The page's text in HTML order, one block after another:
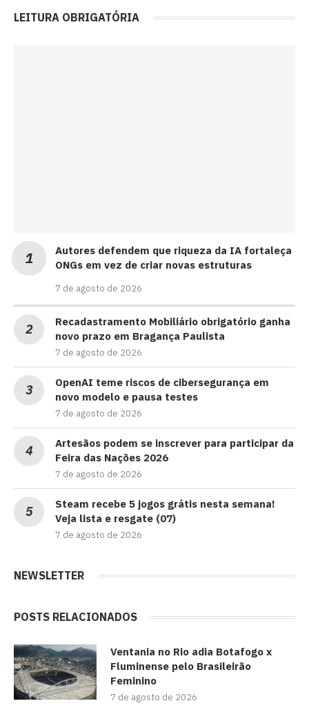
LEITURA OBRIGATÓRIA
Autores defendem que riqueza da IA fortaleça
ONGs em vez de criar novas estruturas
7 de agosto de 2026
Recadastramento Mobiliário obrigatório ganha
novo prazo em Bragança Paulista
7 de agosto de 2026
OpenAI teme riscos de cibersegurança em
novo modelo e pausa testes
7 de agosto de 2026
Artesãos podem se inscrever para participar da
Feira das Nações 2026
7 de agosto de 2026
Steam recebe 5 jogos grátis nesta semana!
Veja lista e resgate (07)
7 de agosto de 2026
NEWSLETTER
POSTS RELACIONADOS
Ventania no Rio adia Botafogo x
Fluminense pelo Brasileirão
Feminino
7 de agosto de 2026